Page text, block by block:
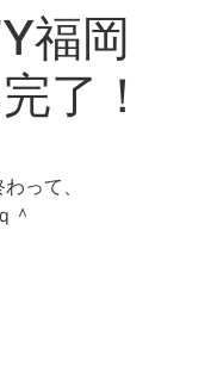
福岡
了！
って、
＾